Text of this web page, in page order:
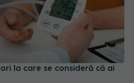
la care se consideră că ai